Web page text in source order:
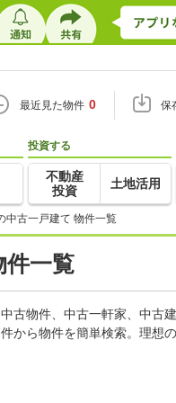
最近見た物件 0 保
投資する
不動産
投資
土地活用
中古一戸建て 物件一覧
件一覧
古物件、中古一軒家、中古
から物件を簡単検索。理想